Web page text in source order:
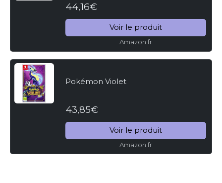
44,16€
Voir le produit
Amazon.fr
Pokémon Violet
43,85€
Voir le produit
Amazon.fr